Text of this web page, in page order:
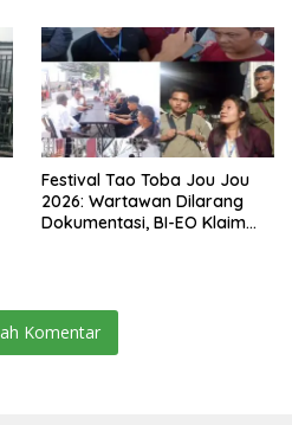
Festival Tao Toba Jou Jou
2026: Wartawan Dilarang
Dokumentasi, BI-EO Klaim
Komentar